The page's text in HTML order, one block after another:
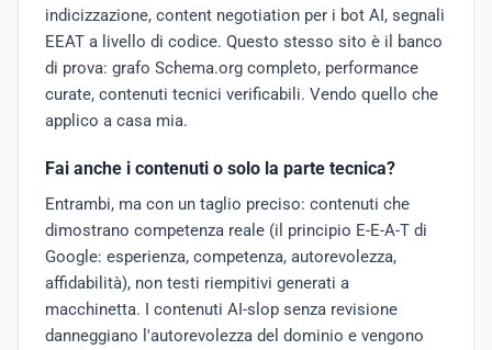
indicizzazione, content negotiation per i bot AI, segnali
EEAT a livello di codice. Questo stesso sito è il banco
di prova: grafo Schema.org completo, performance
curate, contenuti tecnici verificabili. Vendo quello che
applico a casa mia.
Fai anche i contenuti o solo la parte tecnica?
Entrambi, ma con un taglio preciso: contenuti che
dimostrano competenza reale (il principio E-E-A-T di
Google: esperienza, competenza, autorevolezza,
affidabilità), non testi riempitivi generati a
macchinetta. I contenuti AI-slop senza revisione
danneggiano l'autorevolezza del dominio e vengono